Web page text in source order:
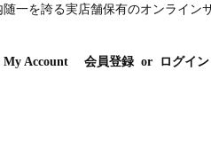
一を誇る実店舗保有のオンライン
My Account 会員登録 or ログイン